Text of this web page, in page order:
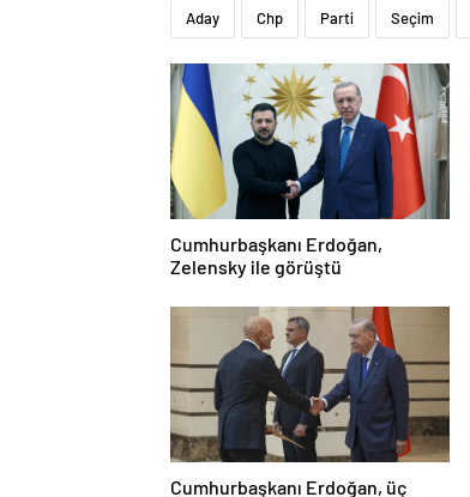
Aday Chp Parti Seçim
Cumhurbaşkanı Erdoğan,
Zelensky ile görüştü
Cumhurbaşkanı Erdoğan, üç